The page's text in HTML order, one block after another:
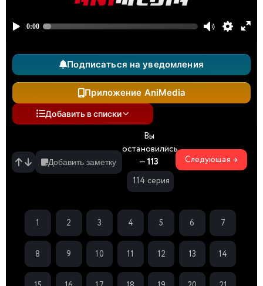
Подписаться на уведомления
Приложение AniMedia
Добавить в списки
Добавить заметку
Вы
остановились
—113
114 серия
Следующая →
1 2 3 4 5 6 7
8 9 10 11 12 13 14